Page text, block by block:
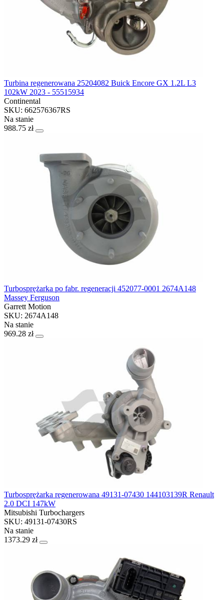
Turbina regenerowana 25204082 Buick Encore GX 1.2L L3
102kW 2023 - 55515934
Continental
SKU: 662576367RS
Na stanie
988.75 zł
Turbosprężarka po fabr. regeneracji 452077-0001 2674A148
Massey Ferguson
Garrett Motion
SKU: 2674A148
Na stanie
969.28 zł
Turbosprężarka regenerowana 49131-07430 144103139R Renault
2.0 DCI 147kW
Mitsubishi Turbochargers
SKU: 49131-07430RS
Na stanie
1373.29 zł